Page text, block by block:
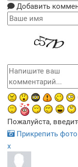
Добавить
Пожалуйста,
Прикрепить фото
x